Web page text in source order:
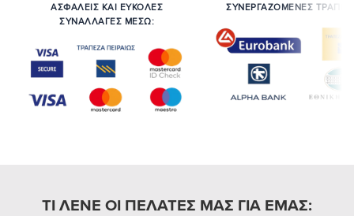
ΑΣΦΑΛΕΙΣ ΚΑΙ ΕΥΚΟΛΕΣ
ΣΥΝΑΛΛΑΓΕΣ ΜΕΣΩ:
ΣΥΝΕΡΓΑΖΟΜΕΝΕΣ
ΤΙ ΛΕΝΕ ΟΙ ΠΕΛΑΤΕΣ ΜΑΣ ΓΙΑ ΕΜΑΣ: